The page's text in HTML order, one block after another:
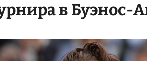
в Буэнос-